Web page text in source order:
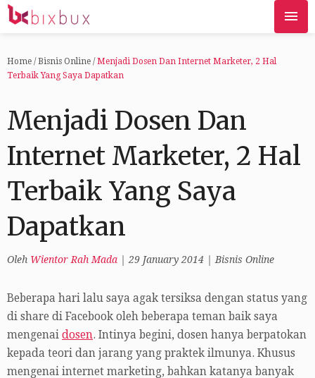
Home / Bisnis Online / Menjadi Dosen Dan Internet Marketer, 2 Hal
Terbaik Yang Saya Dapatkan
Menjadi Dosen Dan
Internet Marketer, 2 Hal
Terbaik Yang Saya
Dapatkan
Oleh Wientor Rah Mada 29 January 2014 Bisnis Online
Beberapa hari lalu saya agak tersiksa dengan status yang
di share di Facebook oleh beberapa teman baik saya
mengenai dosen. Intinya begini, dosen hanya berpatokan
kepada teori dan jarang yang praktek ilmunya. Khusus
mengenai internet marketing, bahkan katanya banyak